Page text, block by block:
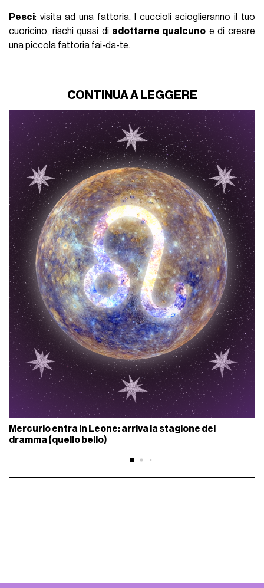
Pesci: visita ad una fattoria. I cuccioli scioglieranno il tuo
cuoricino, rischi quasi di adottarne qualcuno e di creare
una piccola fattoria fai-da-te.
CONTINUA A LEGGERE
Mercurio entra in Leone: arriva la stagione del
dramma (quello bello)